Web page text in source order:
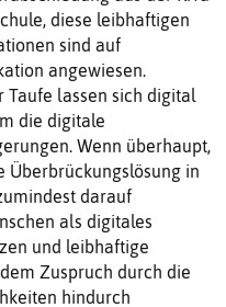
diese leibhaftigen
sind auf
angewiesen.
Taufe lassen sich digital
die digitale
Wenn überhaupt,
in
darauf
als digitales
und leibhaftige
Zuspruch durch die
hindurch